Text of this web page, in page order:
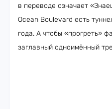
в переводе означает
Ocean Boulevard есть
года. А чтобы «прогреть»
заглавный одноимённый